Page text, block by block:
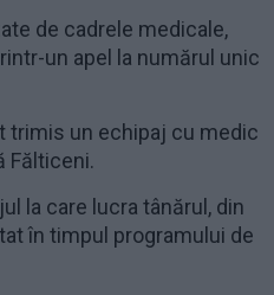
de cadrele medicale,
un apel la numărul unic
trimis un echipaj cu medic
Fălticeni.
la care lucra tânărul, din
în timpul programului de